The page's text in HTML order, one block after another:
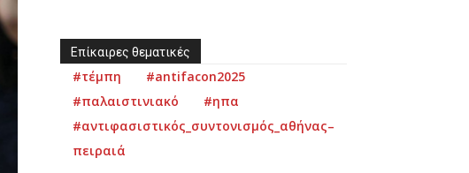
Επίκαιρες θεματικές
#τέμπη
#antifacon2025
#παλαιστινιακό
#ηπα
#αντιφασιστικός_συντονισμός_αθήνας–
πειραιά